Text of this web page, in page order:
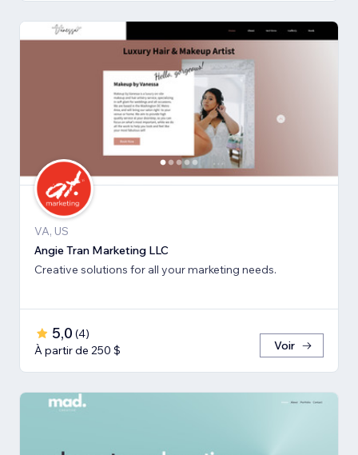
VA, US
Angie Tran Marketing LLC
Creative solutions for all your marketing needs.
5,0 (4)
À partir de 250 $
Voir